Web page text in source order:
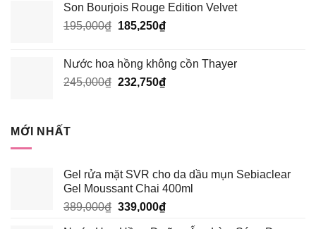
là:
210,000₫.
tại
là:
Son Bourjois Rouge Edition Velvet
195,000₫ Giá
195,000₫.
185,250₫Giá
là:
185,250₫.
Nước hoa hồng không cồn Thayer
245,000₫ Giá
232,750₫Giá
MỚI NHẤT
Gel rửa mặt SVR cho da dầu mụn Sebiaclear
Gel Moussant Chai 400ml
389,000₫ Giá
339,000₫Giá